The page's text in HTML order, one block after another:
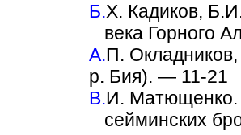
Б.X. Кадиков,
века Горного
А.П.
р. Бия). — 11-21
В.И. Матющенко.
сейминских